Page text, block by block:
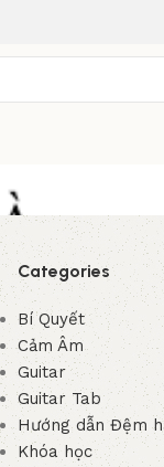
Categories
Bí Quyết
Cảm Âm
Guitar
Guitar Tab
Hướng dẫn Đệm
Khóa học